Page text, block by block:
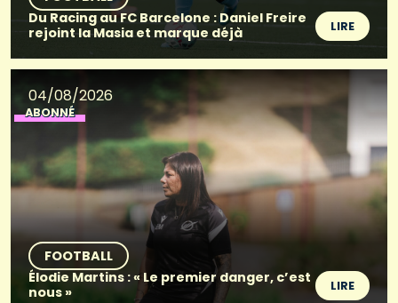
Du Racing au FC Barcelone : Daniel Freire
rejoint la Masia et marque déjà
LIRE
04/08/2026
ABONNÉ
FOOTBALL
Élodie Martins : « Le premier danger, c’est
nous »
LIRE